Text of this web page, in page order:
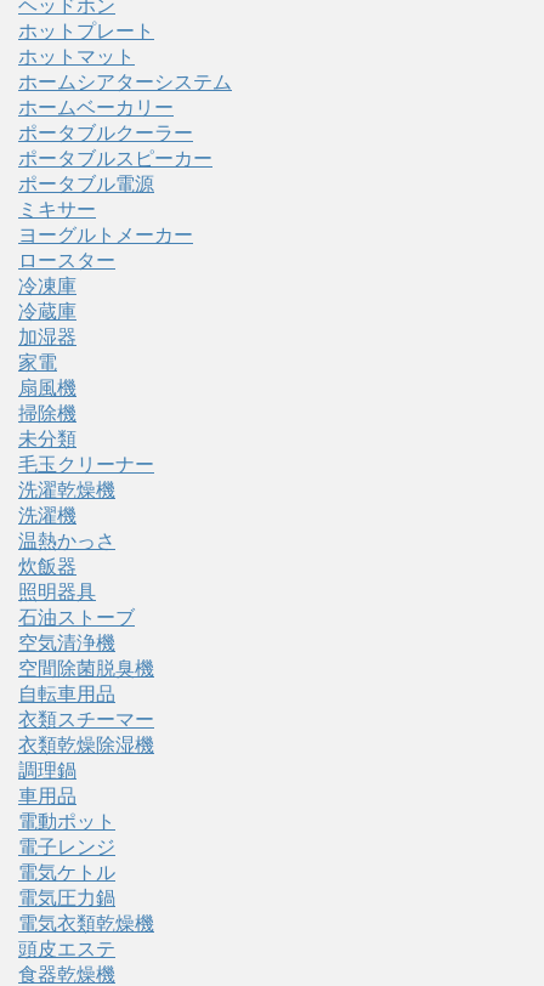
ヘッドホン
ホットプレート
ホットマット
ホームシアターシステム
ホームベーカリー
ポータブルクーラー
ポータブルスピーカー
ポータブル電源
ミキサー
ヨーグルトメーカー
ロースター
冷凍庫
冷蔵庫
加湿器
家電
扇風機
掃除機
未分類
毛玉クリーナー
洗濯乾燥機
洗濯機
温熱かっさ
炊飯器
照明器具
石油ストーブ
空気清浄機
空間除菌脱臭機
自転車用品
衣類スチーマー
衣類乾燥除湿機
調理鍋
車用品
電動ポット
電子レンジ
電気ケトル
電気圧力鍋
電気衣類乾燥機
頭皮エステ
食器乾燥機